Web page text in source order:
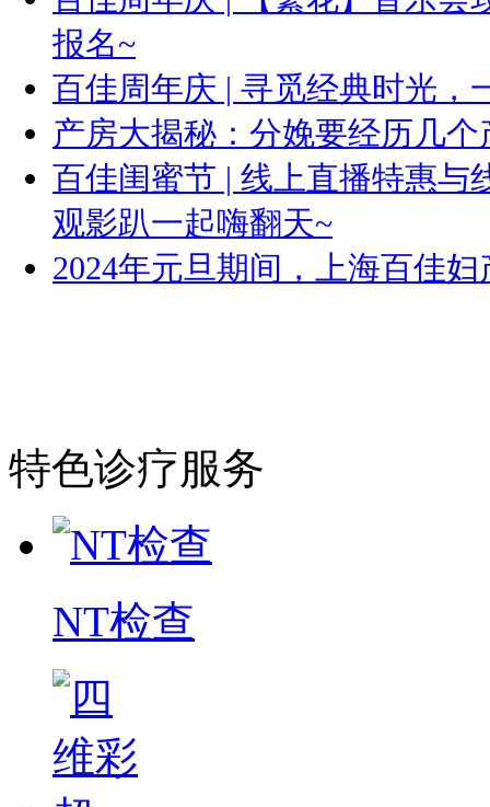
报名~
百佳周年庆 | 寻觅经典时光，
产房大揭秘：分娩要经历几个
百佳闺蜜节 | 线上直播特惠与
观影趴一起嗨翻天~
2024年元旦期间，上海百佳
特色诊疗服务
NT检查